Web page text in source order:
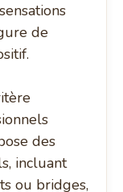
de
des
incluant
ou bridges,